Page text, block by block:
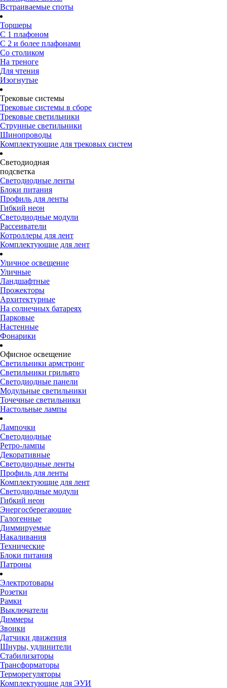
Встраиваемые споты
Торшеры
С 1 плафоном
С 2 и более плафонами
Со столиком
На треноге
Для чтения
Изогнутые
Трековые системы
Трековые системы в сборе
Трековые светильники
Струнные светильники
Шинопроводы
Комплектующие для трековых систем
Светодиодная
подсветка
Светодиодные ленты
Блоки питания
Профиль для ленты
Гибкий неон
Светодиодные модули
Рассеиватели
Котроллеры для лент
Комплектующие для лент
Уличное освещение
Уличные
Ландшафтные
Прожекторы
Архитектурные
На солнечных батареях
Парковые
Настенные
Фонарики
Офисное освещение
Светильники армстронг
Светильники грильято
Светодиодные панели
Модульные светильники
Точечные светильники
Настольные лампы
Лампочки
Светодиодные
Ретро-лампы
Декоративные
Светодиодные ленты
Профиль для ленты
Комплектующие для лент
Светодиодные модули
Гибкий неон
Энергосберегающие
Галогенные
Диммируемые
Накаливания
Технические
Блоки питания
Патроны
Электротовары
Розетки
Рамки
Выключатели
Диммеры
Звонки
Датчики движения
Шнуры, удлинители
Стабилизаторы
Трансформаторы
Терморегуляторы
Комплектующие для ЭУИ